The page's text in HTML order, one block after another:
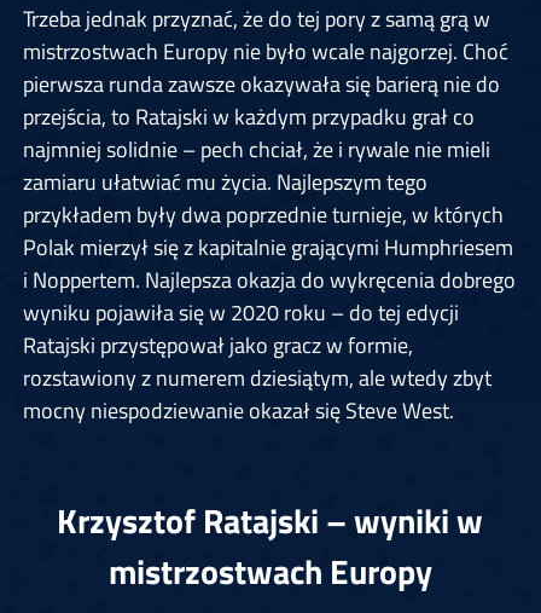
Trzeba jednak przyznać, że do tej pory z samą grą w
mistrzostwach Europy nie było wcale najgorzej. Choć
pierwsza runda zawsze okazywała się barierą nie do
przejścia, to Ratajski w każdym przypadku grał co
najmniej solidnie – pech chciał, że i rywale nie mieli
zamiaru ułatwiać mu życia. Najlepszym tego
przykładem były dwa poprzednie turnieje, w których
Polak mierzył się z kapitalnie grającymi Humphriesem
i Noppertem. Najlepsza okazja do wykręcenia dobrego
wyniku pojawiła się w 2020 roku – do tej edycji
Ratajski przystępował jako gracz w formie,
rozstawiony z numerem dziesiątym, ale wtedy zbyt
mocny niespodziewanie okazał się Steve West.
Krzysztof Ratajski – wyniki w
mistrzostwach Europy